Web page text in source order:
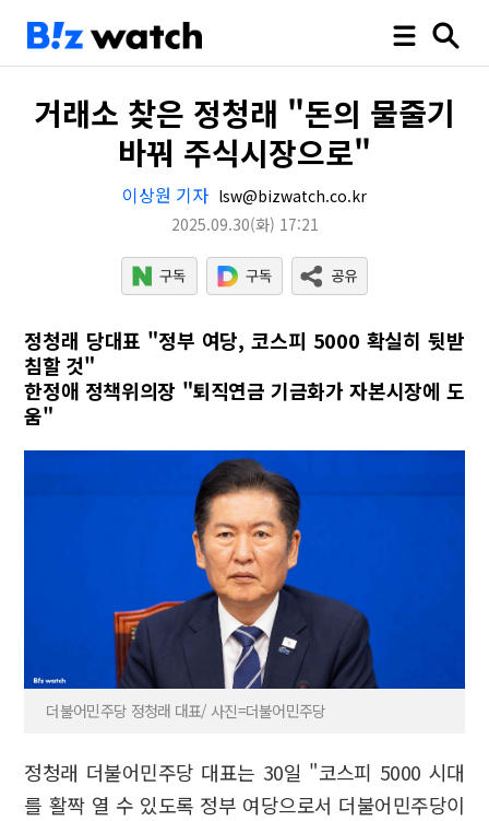
거래소 찾은 정청래 "돈의 물줄기
바꿔 주식시장으로"
이상원 기자 lsw@bizwatch.co.kr
2025.09.30(화) 17:21
정청래 당대표 "정부 여당, 코스피 5000 확실히 뒷받
침할 것"
한정애 정책위의장 "퇴직연금 기금화가 자본시장에 도
움"
더불어민주당 정청래 대표/ 사진=더불어민주당
정청래 더불어민주당 대표는 30일 "코스피 5000 시대
를 활짝 열 수 있도록 정부 여당으로서 더불어민주당이